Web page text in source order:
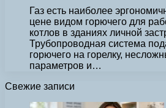
Газ есть наиболее
цене видом горючего для
котлов в зданиях личной
Трубопроводная система
горючего на горелку,
параметров и…
Свежие записи